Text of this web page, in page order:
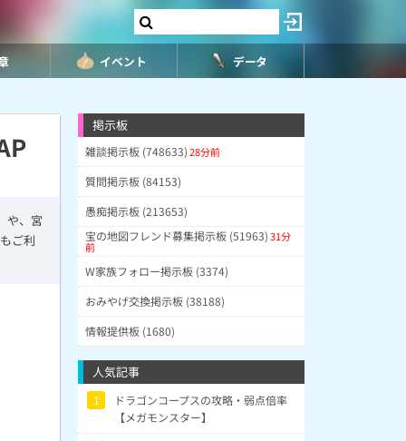
イベント データ
や、宮
ご利
掲示板
雑談掲示板 (748633)28分前
質問掲示板 (84153)
愚痴掲示板 (213653)
宝の地図フレンド募集掲示板 (51963)31分
前
W家族フォロー掲示板 (3374)
おみやげ交換掲示板 (38188)
情報提供板 (1680)
人気記事
1
ドラゴンコープスの攻略・弱点倍率
【メガモンスター】